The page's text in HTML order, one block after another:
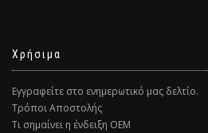
Χρήσιμα
Εγγραφείτε στο ενημερωτικό μας δελτίο.
Τρόποι Αποστολής
Τι σημαίνει η ένδειξη ΟΕΜ